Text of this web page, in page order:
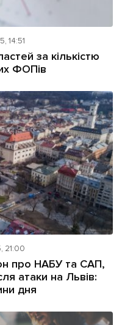
14:51
за кількістю
ФОПів
21:00
про НАБУ та САП,
атаки на Львів:
дня